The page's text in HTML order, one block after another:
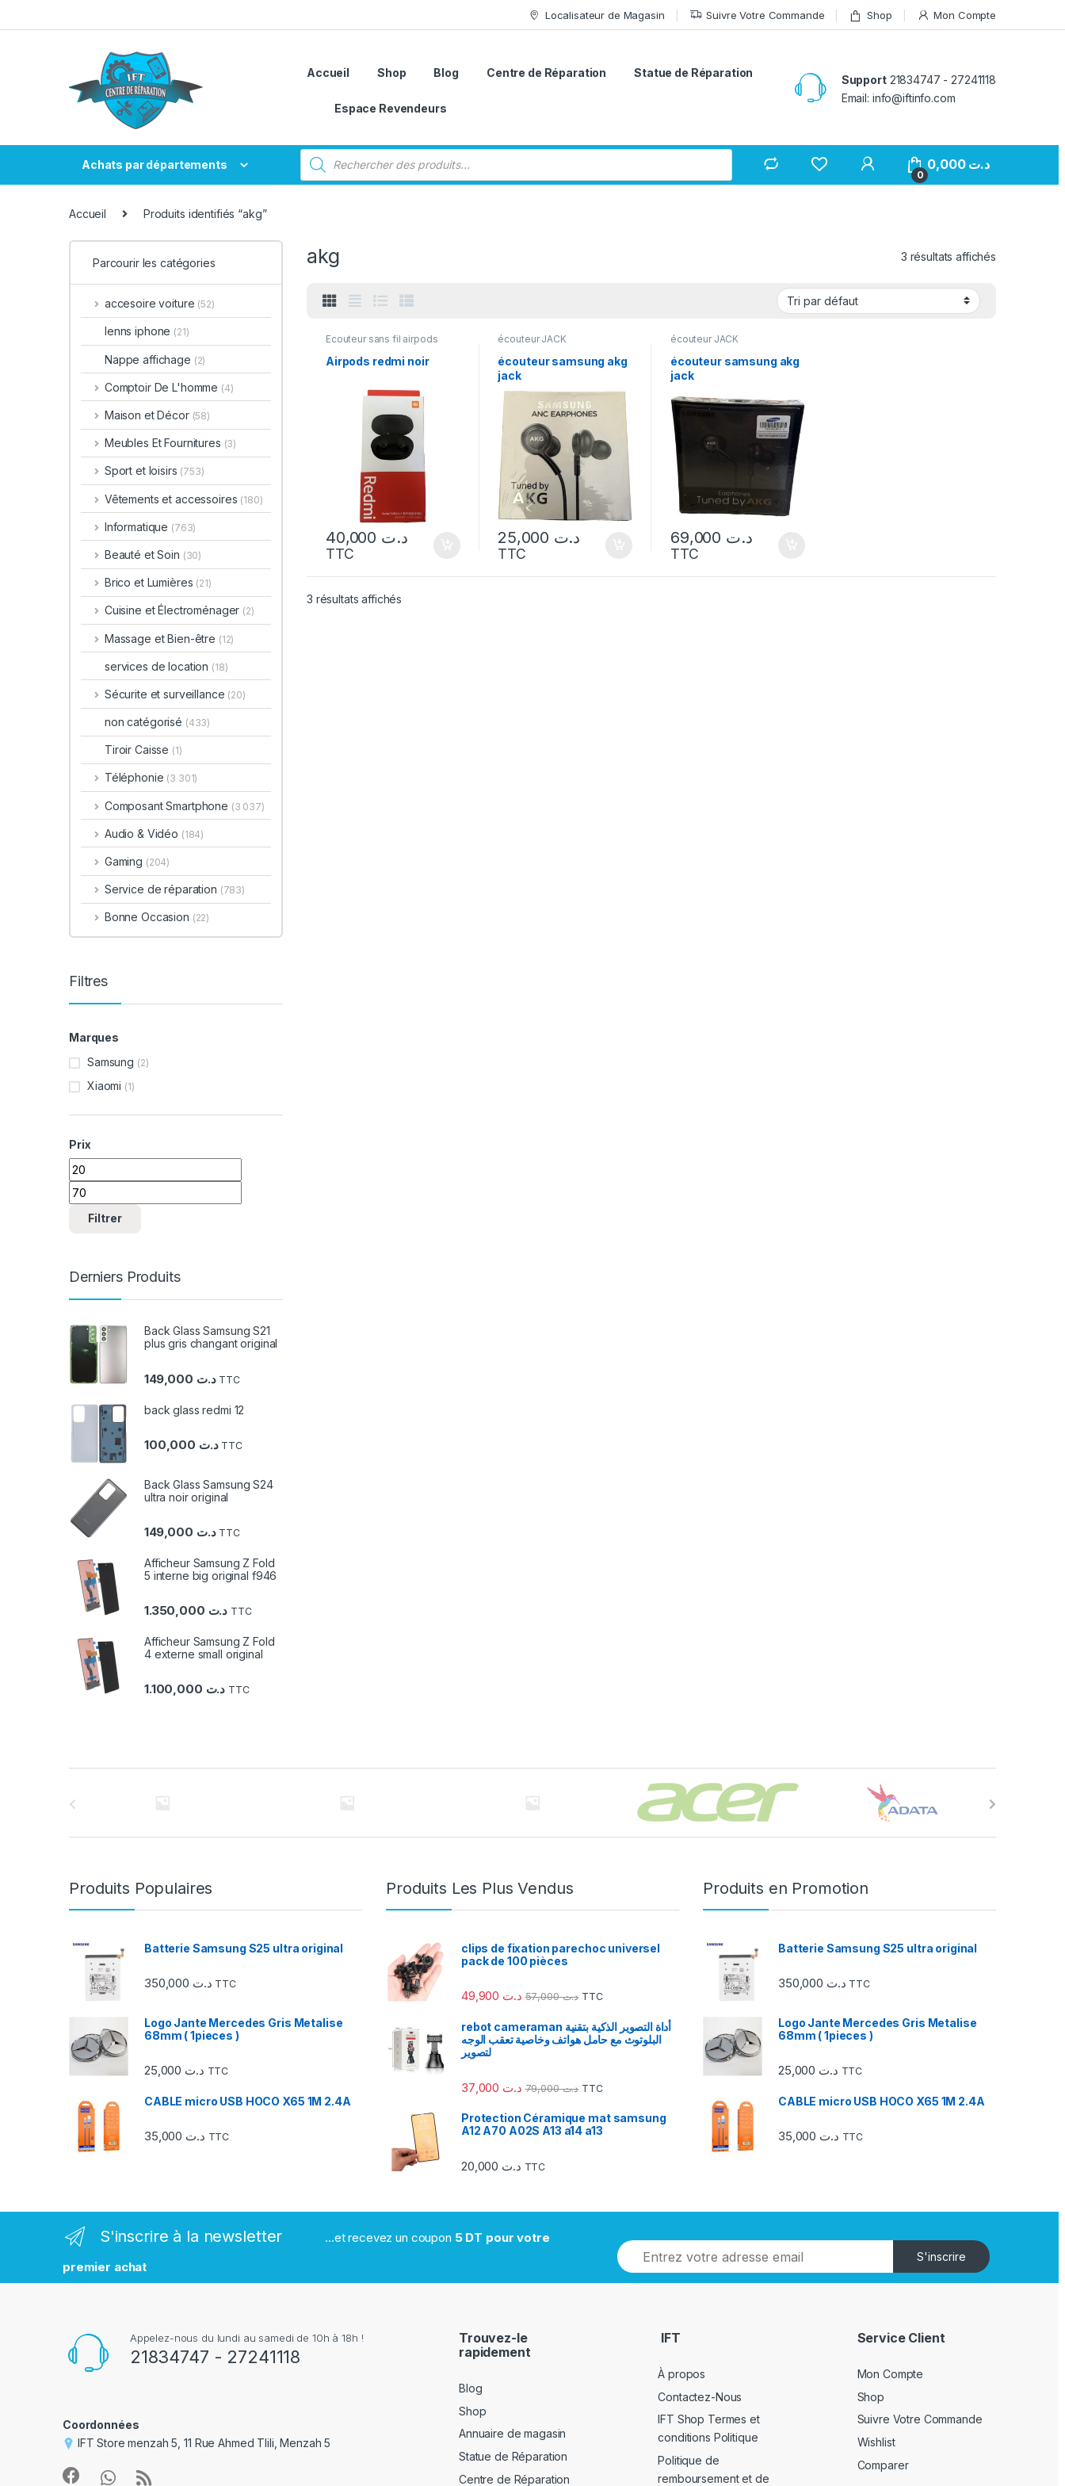
Localisateur de Magasin Suivre Votre Commande Shop Mon Compte
Accueil Shop Blog Centre de Réparation Statue de Réparation
Espace Revendeurs
Support21834747 - 27241118
Email: info@iftinfo.com
Achats par départements
Recherche de produits
0
د.ت 0,000
Accueil Produits identifiés “akg”
akg 3 résultats affichés
Ecouteur sans fil airpods
Airpods redmi noir
د.ت
TTC
écouteur JACK
écouteur samsung akg
jack
د.ت
TTC
écouteur JACK
écouteur samsung akg
jack
د.ت
TTC
3 résultats affichés
Parcourir les catégories
accesoire voiture (52)
lenns iphone (21)
Nappe affichage (2)
Comptoir De L'homme (4)
Maison et Décor (58)
Meubles Et Fournitures (3)
Sport et loisirs (753)
Vêtements et accessoires (180)
Informatique (763)
Beauté et Soin (30)
Brico et Lumières (21)
Cuisine et Électroménager (2)
Massage et Bien-être (12)
services de location (18)
Sécurite et surveillance (20)
non catégorisé (433)
Tiroir Caisse (1)
Téléphonie (3 301)
Composant Smartphone (3 037)
Audio & Vidéo (184)
Gaming (204)
Service de réparation (783)
Bonne Occasion (22)
Filtres
Marques
Samsung (2)
Xiaomi (1)
Prix
Prix min
Prix max
Filtrer
Derniers Produits
Back Glass Samsung S21
plus gris changant original
د.ت TTC
back glass redmi 12
د.ت TTC
Back Glass Samsung S24
ultra noir original
د.ت TTC
Afficheur Samsung Z Fold
5 interne big original f946
د.ت TTC
Afficheur Samsung Z Fold
4 externe small original
د.ت TTC
u
Produits Populaires
Batterie Samsung S25 ultra original
د.ت TTC
Logo Jante Mercedes Gris Metalise
68mm ( 1pieces )
د.ت TTC
CABLE micro USB HOCO X65 1M 2.4A
د.ت TTC
Produits Les Plus Vendus
clips de fixation parechoc universel
pack de 100 pièces
د.ت د.ت57,000 TTC
rebot cameraman أداة التصوير الذكية بتقنية
البلوتوث مع حامل هواتف وخاصية تعقب الوجه
لتصوير
د.ت د.ت79,000 TTC
Protection Céramique mat samsung
A12 A70 A02S A13 a14 a13
د.ت TTC
Produits en Promotion
Batterie Samsung S25 ultra original
د.ت TTC
Logo Jante Mercedes Gris Metalise
68mm ( 1pieces )
د.ت TTC
CABLE micro USB HOCO X65 1M 2.4A
د.ت TTC
S'inscrire à la newsletter ...et recevez un coupon 5 DT pour votre
premier achat
S'inscrire
Appelez-nous du lundi au samedi de 10h à 18h !
21834747 - 27241118
Coordonnées
IFT Store menzah 5, 11 Rue Ahmed Tlili, Menzah 5
Trouvez-le
rapidement
Blog
Shop
Annuaire de magasin
Statue de Réparation
Centre de Réparation
IFT
À propos
Contactez-Nous
IFT Shop Termes et
conditions Politique
Politique de
remboursement et de
Service Client
Mon Compte
Shop
Suivre Votre Commande
Wishlist
Comparer